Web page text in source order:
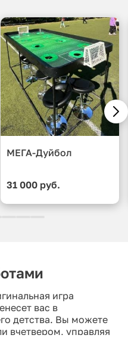
МЕГА-Дуйбол
31 000 руб.
игра
вас в
детства. Вы можете
вчетвером, управляя